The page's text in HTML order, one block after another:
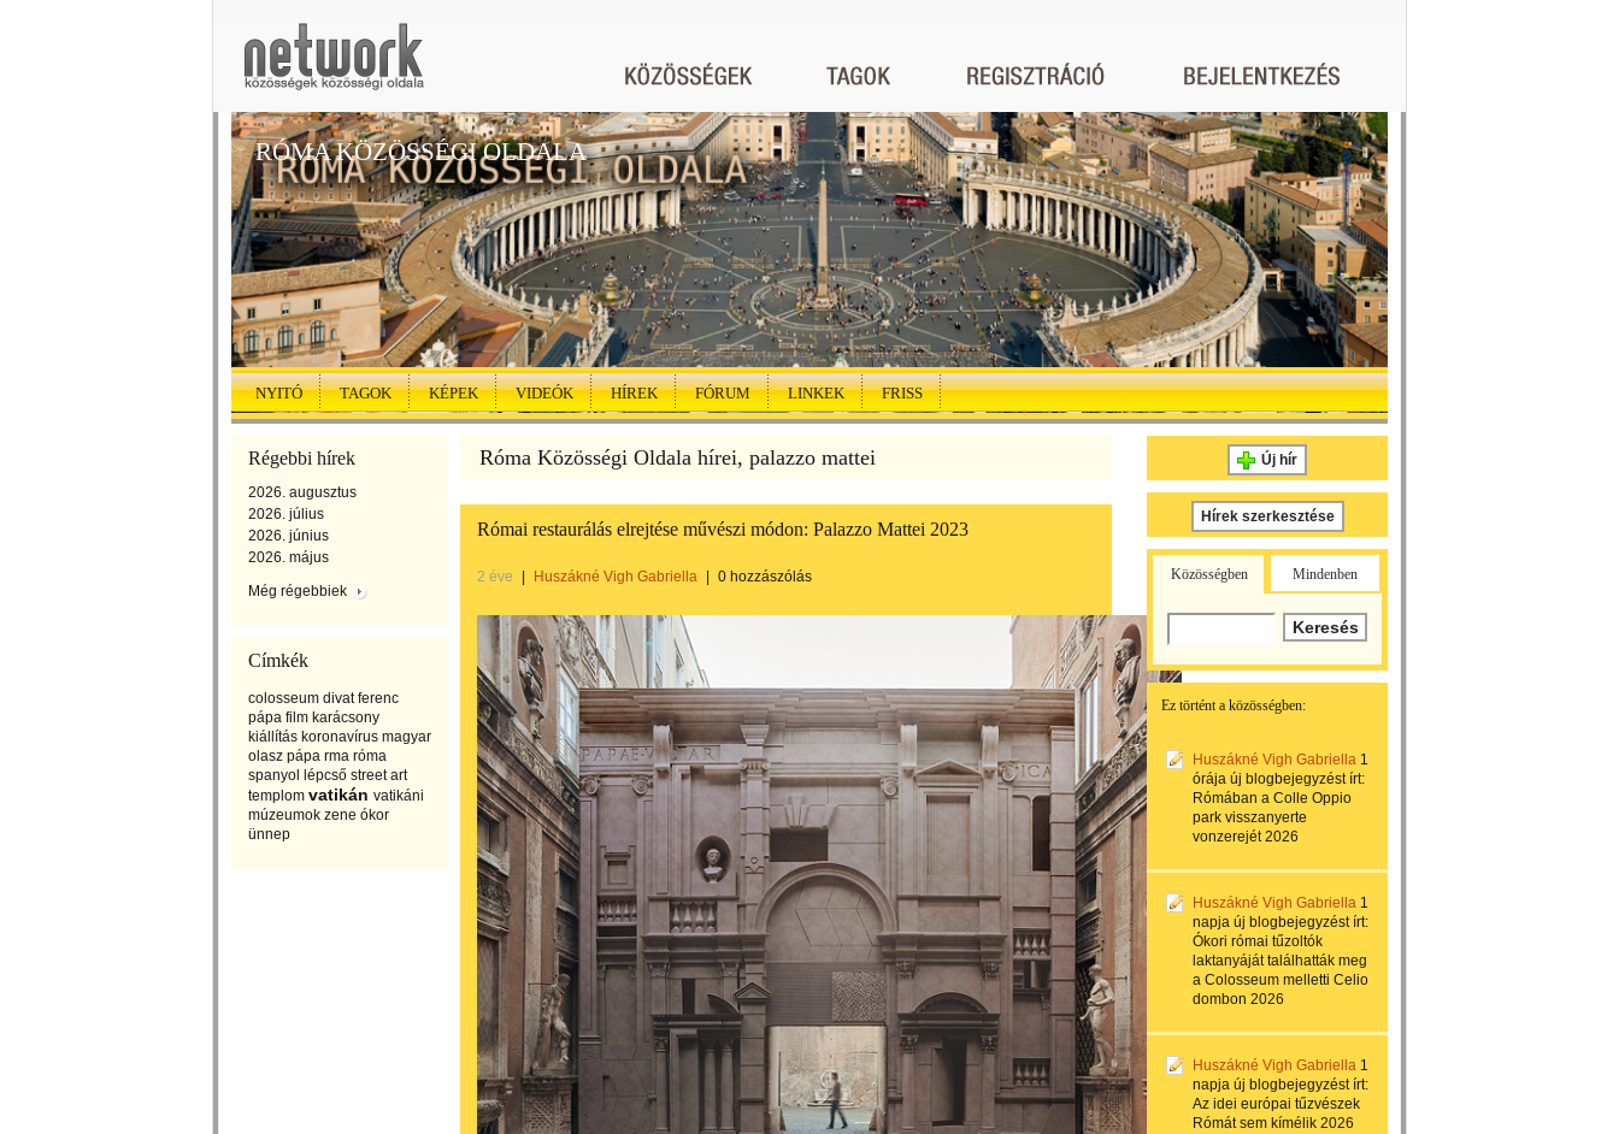
RÓMA KÖZÖSSÉGI OLDALA
NYITÓ TAGOK KÉPEK VIDEÓK HÍREK FÓRUM LINKEK FRISS
Régebbi hírek
2026. augusztus
2026. július
2026. június
2026. május
Még régebbiek
Címkék
colosseum divat ferenc
pápa film karácsony
kiállítás koronavírus magyar
olasz pápa rma róma
spanyol lépcső street art
templom vatikán vatikáni
múzeumok zene ókor
ünnep
Róma Közösségi Oldala hírei, palazzo mattei
Római restaurálás elrejtése művészi módon: Palazzo Mattei 2023
2 éve Huszákné Vigh Gabriella 0 hozzászólás
Új hír
Hírek szerkesztése
Közösségben Mindenben
Ez történt a közösségben:
Huszákné Vigh Gabriella 1
órája új blogbejegyzést írt:
Rómában a Colle Oppio
park visszanyerte
vonzerejét 2026
Huszákné Vigh Gabriella 1
napja új blogbejegyzést írt:
Ókori római tűzoltók
laktanyáját találhatták meg
a Colosseum melletti Celio
dombon 2026
Huszákné Vigh Gabriella 1
napja új blogbejegyzést írt:
Az idei európai tűzvészek
Rómát sem kímélik 2026